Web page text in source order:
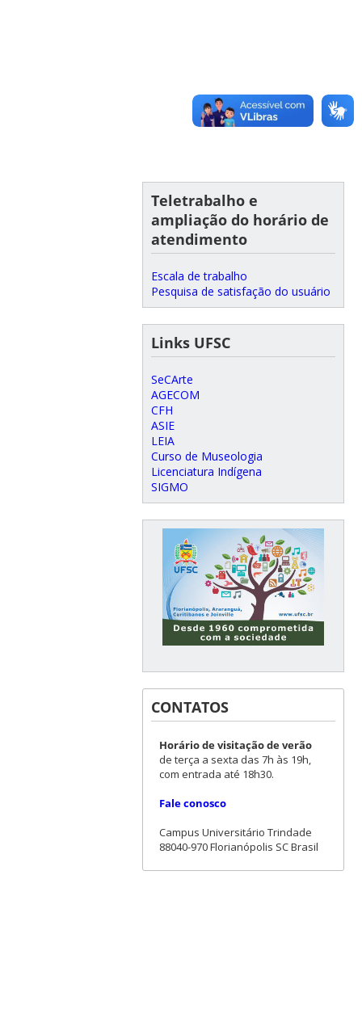
Teletrabalho e
ampliação do horário de
atendimento
Escala de trabalho
Pesquisa de satisfação do usuário
Links UFSC
SeCArte
AGECOM
CFH
ASIE
LEIA
Curso de Museologia
Licenciatura Indígena
SIGMO
CONTATOS
Horário de visitação de verão
de terça a sexta das 7h às 19h,
com entrada até 18h30.
Fale conosco
Campus Universitário Trindade
88040-970 Florianópolis SC Brasil